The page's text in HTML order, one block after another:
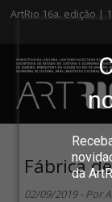
da
ArtRio 16a. edição |
Fábrica
02/09/2019 - Por